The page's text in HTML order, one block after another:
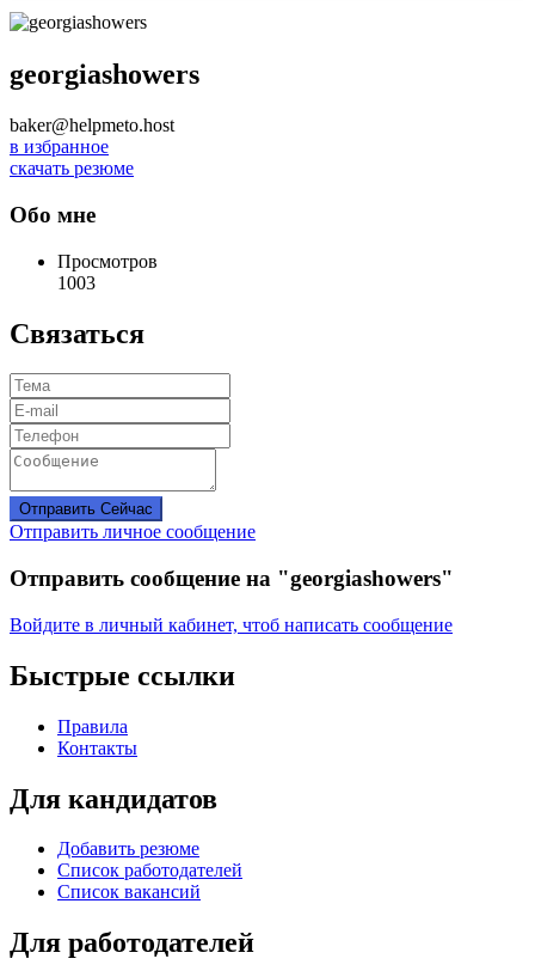
georgiashowers
baker@helpmeto.host
в избранное
скачать резюме
Обо мне
Просмотров
1003
Связаться
Отправить Сейчас
Отправить личное сообщение
Отправить сообщение на "georgiashowers"
Войдите в личный кабинет, чтоб написать сообщение
Быстрые ссылки
Правила
Контакты
Для кандидатов
Добавить резюме
Список работодателей
Список вакансий
Для работодателей